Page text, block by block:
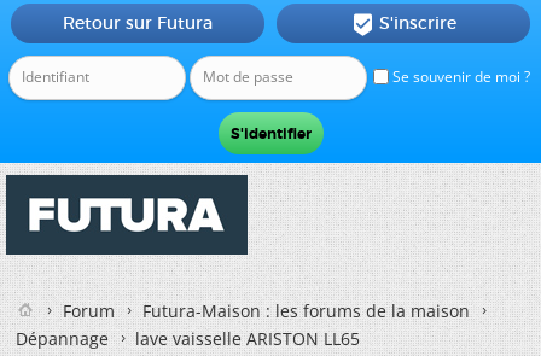
Se souvenir de moi ?
Retour sur Futura  S'inscrire
Forum
Futura-Maison : les forums de la maison
Dépannage
lave vaisselle ARISTON LL65